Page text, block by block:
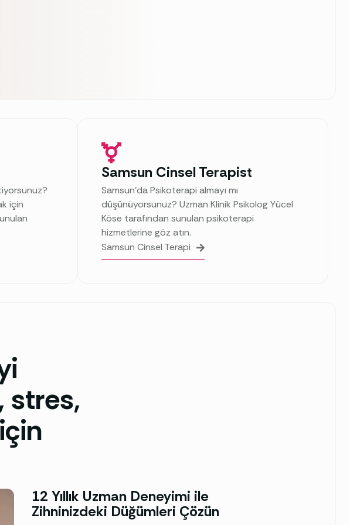
için
Samsun Cinsel Terapist
Samsun’da Psikoterapi almayı mı
düşünüyorsunuz? Uzman Klinik Psikolog Yücel
Köse tarafından sunulan psikoterapi
hizmetlerine göz atın.
Samsun Cinsel Terapi
stres,
12 Yıllık Uzman Deneyimi ile
Zihninizdeki Düğümleri Çözün